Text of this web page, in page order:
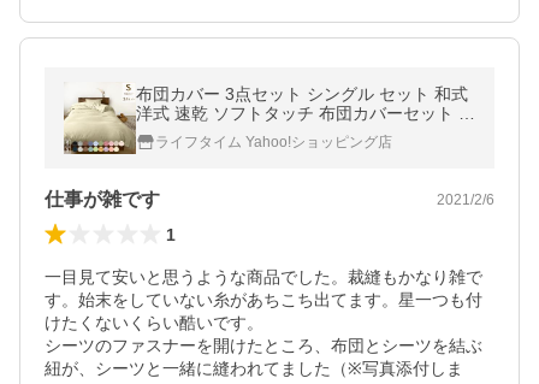
布団カバー 3点セット シングル セット 和式
洋式 速乾 ソフトタッチ 布団カバーセット お
しゃれ 軽い 掛け布団カバー 敷き布団カバー
枕カバー ベッドシーツ
ライフタイム Yahoo!ショッピング店
仕事が雑です 2021/2/6
1
一目見て安いと思うような商品でした。裁縫もかなり雑で
す。始末をしていない糸があちこち出てます。星一つも付
けたくないくらい酷いです。
シーツのファスナーを開けたところ、布団とシーツを結ぶ
紐が、シーツと一緒に縫われてました（※写真添付しま